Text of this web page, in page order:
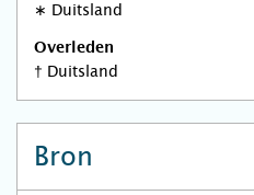
∗ Duitsland
Overleden
† Duitsland
Bron